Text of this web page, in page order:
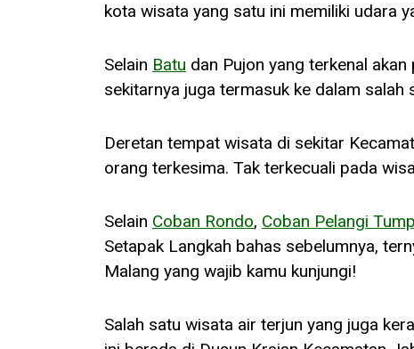
kota wisata yang satu ini memiliki udara
Selain Batu dan Pujon yang terkenal
sekitarnya juga termasuk ke dalam
Deretan tempat wisata di sekitar
orang terkesima. Tak terkecuali pada
Selain Coban Rondo, Coban Pelangi
Setapak Langkah bahas sebelumnya,
Malang yang wajib kamu kunjungi!
Salah satu wisata air terjun yang juga